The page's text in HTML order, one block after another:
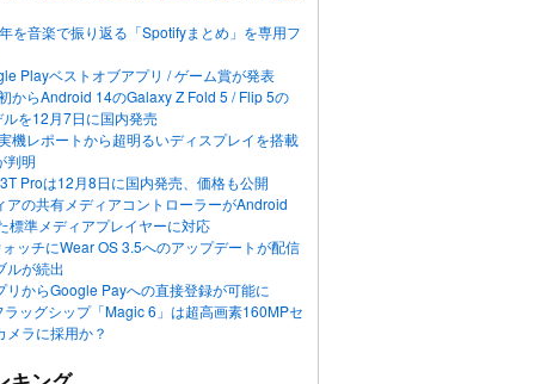
を音楽で振り返る「Spotifyまとめ」を専用フ
Playベストオブアプリ / ゲーム賞が発表
からAndroid 14のGalaxy Z Fold 5 / Flip 5の
を12月7日に国内発売
機レポートから超明るいディスプレイを搭載
判明
Proは12月8日に国内発売、価格も公開
アの共有メディアコントローラーがAndroid
標準メディアプレイヤーに対応
ッチにWear OS 3.5へのアップデートが配信
ルが続出
リからGoogle Payへの直接登録が可能に
ッグシップ「Magic 6」は超高画素160MPセ
メラに採用か？